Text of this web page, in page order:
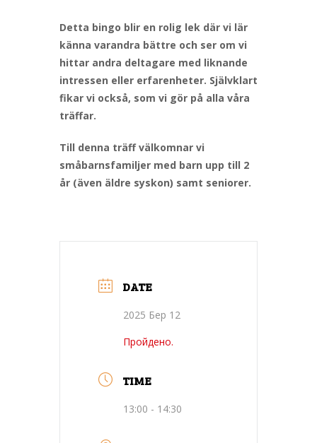
Detta bingo blir en rolig lek där vi lär
känna varandra bättre och ser om vi
hittar andra deltagare med liknande
intressen eller erfarenheter. Självklart
fikar vi också, som vi gör på alla våra
träffar.
Till denna träff välkomnar vi
småbarnsfamiljer med barn upp till 2
år (även äldre syskon) samt seniorer.
DATE
2025 Бер 12
Пройдено.
TIME
13:00 - 14:30